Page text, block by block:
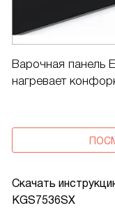
Скачать
KGS7536SX
Варочная панель
нагревает